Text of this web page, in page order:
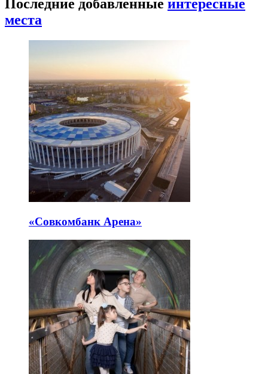
Последние добавленные интересные
места
«Совкомбанк Арена⁠»